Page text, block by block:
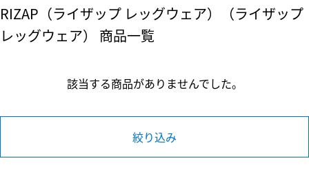
RIZAP（ライザップ レッグウェア）（ライザップ
レッグウェア） 商品一覧
該当する商品がありませんでした。
絞り込み